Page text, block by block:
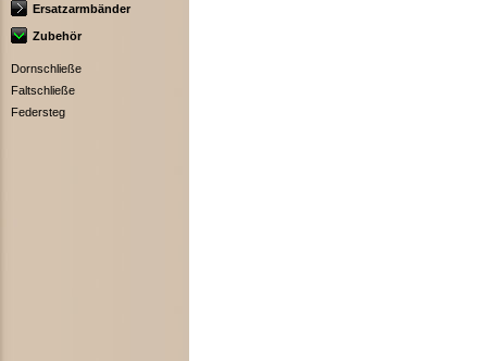
Ersatzarmbänder
Zubehör
Dornschließe
Faltschließe
Federsteg